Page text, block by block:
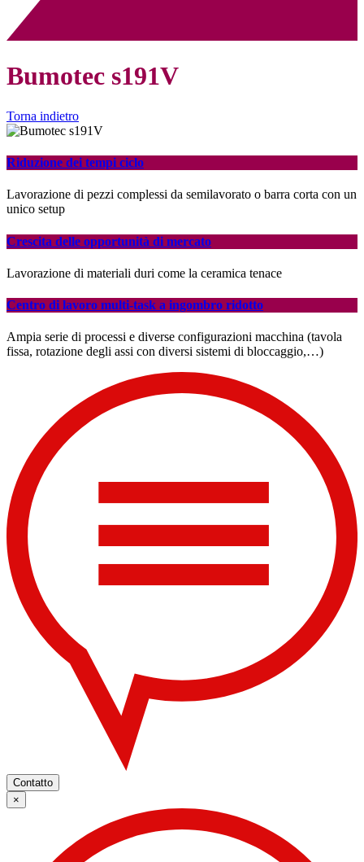
Bumotec s191V
Torna indietro
Riduzione dei tempi ciclo
Lavorazione di pezzi complessi da semilavorato o barra corta con un
unico setup
Crescita delle opportunità di mercato
Lavorazione di materiali duri come la ceramica tenace
Centro di lavoro multi-task a ingombro ridotto
Ampia serie di processi e diverse configurazioni macchina (tavola
fissa, rotazione degli assi con diversi sistemi di bloccaggio,…)
Contatto
×